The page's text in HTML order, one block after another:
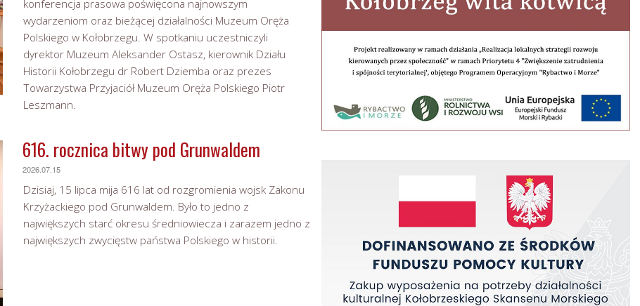
konferencja prasowa poświęcona najnowszym
wydarzeniom oraz bieżącej działalności Muzeum Oręża
Polskiego w Kołobrzegu. W spotkaniu uczestniczyli
dyrektor Muzeum Aleksander Ostasz, kierownik Działu
Historii Kołobrzegu dr Robert Dziemba oraz prezes
Towarzystwa Przyjaciół Muzeum Oręża Polskiego Piotr
Leszmann.
616. rocznica bitwy pod Grunwaldem
2026.07.15
Dzisiaj, 15 lipca mija 616 lat od rozgromienia wojsk Zakonu
Krzyżackiego pod Grunwaldem. Było to jedno z
największych starć okresu średniowiecza i zarazem jedno z
największych zwycięstw państwa Polskiego w historii.